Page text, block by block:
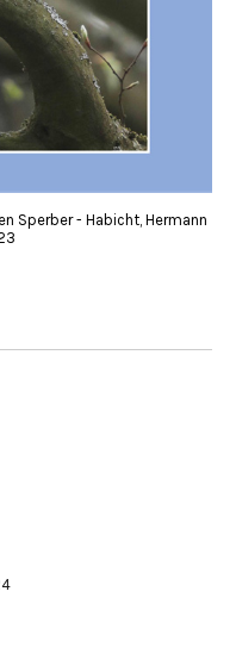
Sperber - Habicht, Hermann